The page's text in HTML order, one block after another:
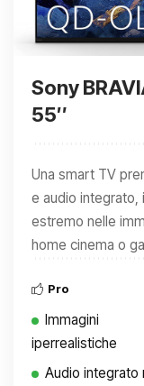
Sony
55″
Una smart TV
e audio integrato,
estremo nelle
home cinema o
Pro
Immagini
iperrealistiche
Audio integrato